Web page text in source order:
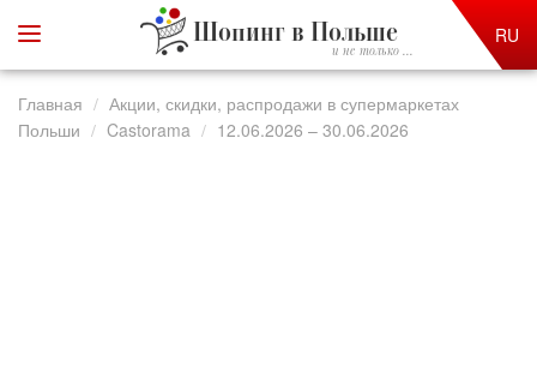
Шопинг в Польше
и не только ...
RU
Главная
Акции, скидки, распродажи в супермаркетах
Польши
Castorama 12.06.2026 – 30.06.2026